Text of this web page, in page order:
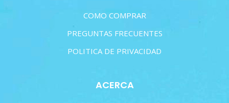
COMO COMPRAR
PREGUNTAS FRECUENTES
POLITICA DE PRIVACIDAD
ACERCA